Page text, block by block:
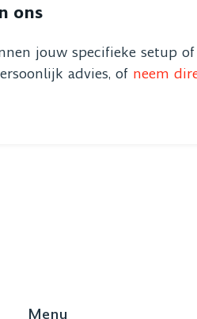
ons
jouw specifieke setup
advies, of neem
Menu